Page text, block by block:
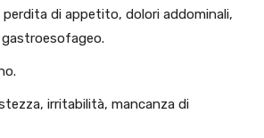
perdita di appetito, dolori addominali,
irritabilità, mancanza di